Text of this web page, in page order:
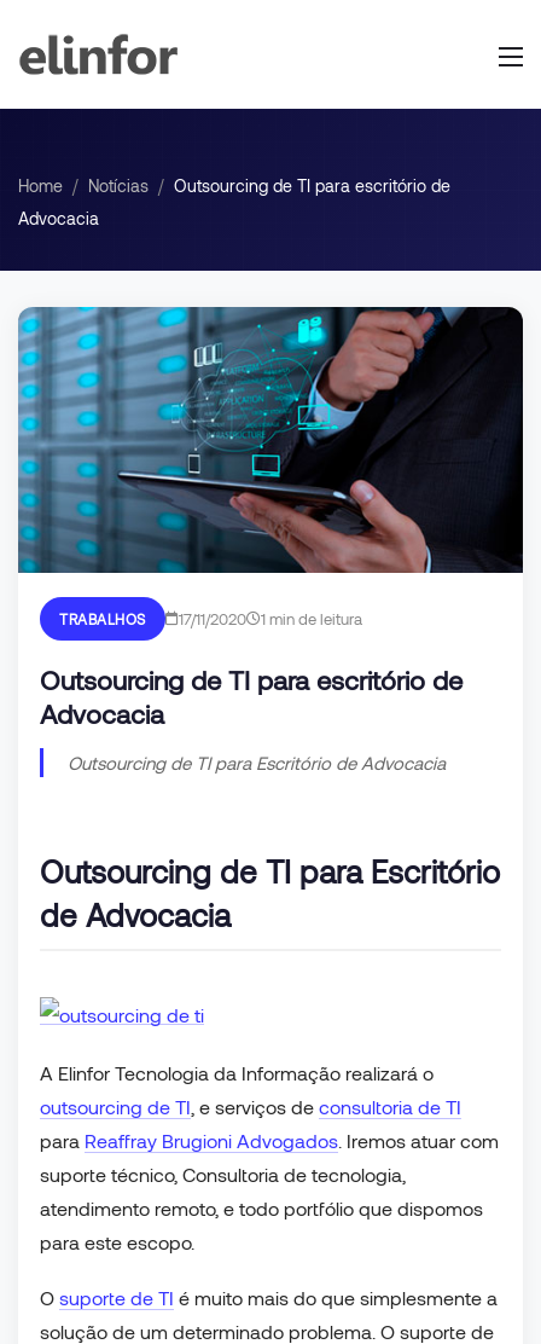
Home / Notícias / Outsourcing de TI para escritório de
Advocacia
TRABALHOS 17/11/2020 1 min de leitura
Outsourcing de TI para escritório de
Advocacia
Outsourcing de TI para Escritório de Advocacia
Outsourcing de TI para Escritório
de Advocacia
A Elinfor Tecnologia da Informação realizará o
outsourcing de TI , e serviços de consultoria de TI
para Reaffray Brugioni Advogados . Iremos atuar com
suporte técnico, Consultoria de tecnologia,
atendimento remoto, e todo portfólio que dispomos
para este escopo.
O suporte de TI é muito mais do que simplesmente a
solução de um determinado problema. O suporte de